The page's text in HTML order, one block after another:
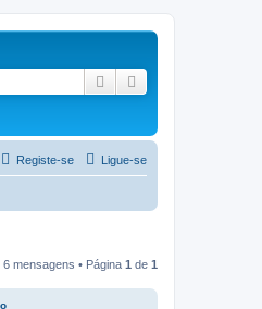
Pesquisar
Ligue-se
Registe-se
6 mensagens • Página 1 de 1